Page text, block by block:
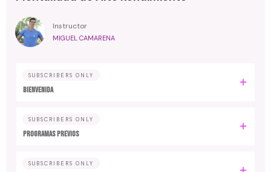
Instructor
MIGUEL CAMARENA
SUBSCRIBERS ONLY
BIENVENIDA
SUBSCRIBERS ONLY
PROGRAMAS PREVIOS
SUBSCRIBERS ONLY